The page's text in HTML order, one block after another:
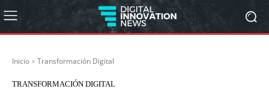
Inicio Transformación Digital
TRANSFORMACIÓN DIGITAL